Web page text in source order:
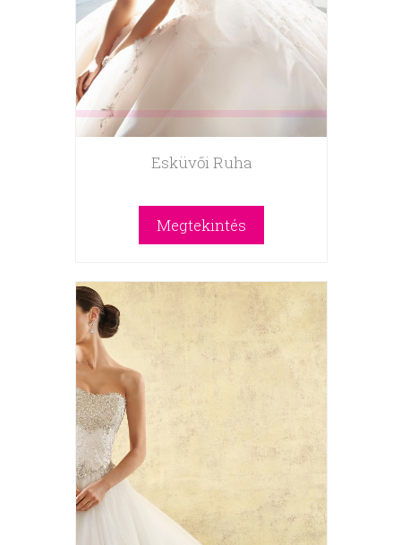
Esküvői Ruha
Megtekintés